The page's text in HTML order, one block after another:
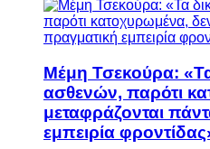
Μέμη Τσεκούρα:
ασθενών, παρότι
μεταφράζονται
εμπειρία